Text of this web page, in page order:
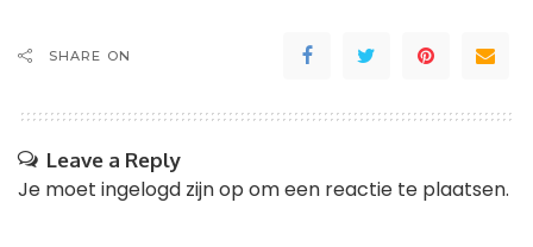
SHARE ON
Leave a Reply
Je moet ingelogd zijn op om een reactie te plaatsen.